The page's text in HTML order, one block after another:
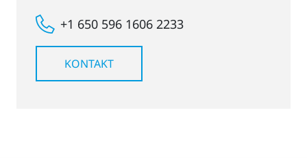
+1 650 596 1606 2233
KONTAKT